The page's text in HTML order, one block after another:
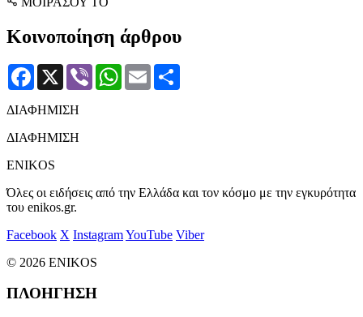
Κοινοποίηση άρθρου
Facebook
X Viber WhatsApp
Email
ΔΙΑΦΗΜΙΣΗ
ΔΙΑΦΗΜΙΣΗ
ENIKOS
Όλες οι ειδήσεις από την Ελλάδα και τον κόσμο με την εγκυρότητα
του enikos.gr.
Facebook X InstagramYouTube Viber
© 2026 ENIKOS
ΠΛΟΗΓΗΣΗ